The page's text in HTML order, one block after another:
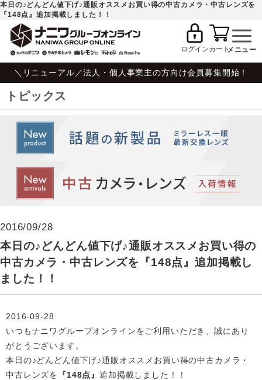
本日の♪どんどん値下げ♪通販オススメお買い得の中古カメラ・中古レンズを
『148点』追加掲載しました！！
ログインカート
＼リニューアル／法人・個人事業主の方向け会員募集開始！
トピックス
2016/09/28
本日の♪どんどん値下げ♪通販オススメお買い得の
中古カメラ・中古レンズを『148点』追加掲載し
ました！！
2016-09-28
いつもナニワグループオンラインをご利用いただき、誠にあり
がとうございます。
本日の♪どんどん値下げ♪通販オススメお買い得の中古カメラ・
中古レンズを
『148点』追加掲載 しました！！